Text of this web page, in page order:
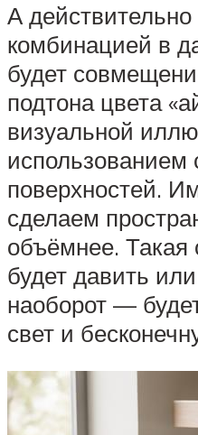
А действительно
комбинацией в
будет
подтона цвета
визуальной
использованием
поверхностей.
сделаем
объёмнее. Такая
будет давить
наоборот —
свет и